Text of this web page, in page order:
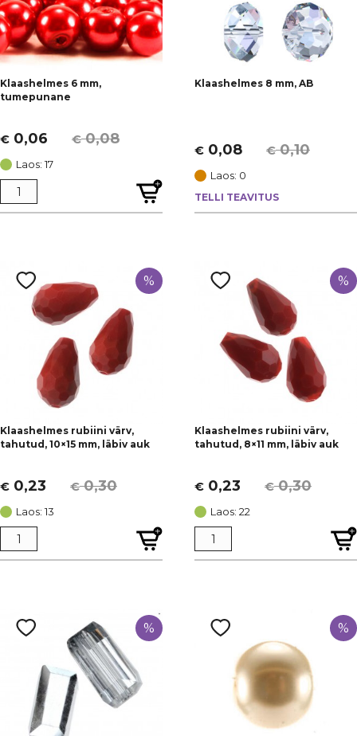
Klaashelmes 6 mm,
tumepunane
€0,08
Algne
hind
oli:
€ 0,08.
€ 0,06
Current
price
is:
€ 0,06.
Laos: 17
Klaashelmes 8 mm, AB
€0,10
Algne
hind
oli:
€ 0,10.
€ 0,08
Current
price
is:
€ 0,08.
Laos: 0
TELLI TEAVITUS
%
Klaashelmes rubiini värv,
tahutud, 10×15 mm, läbiv auk
€0,30
Algne
hind
oli:
€ 0,30.
€ 0,23
Current
price
is:
€ 0,23.
Laos: 13
%
Klaashelmes rubiini värv,
tahutud, 8×11 mm, läbiv auk
€0,30
Algne
hind
oli:
€ 0,30.
€ 0,23
Current
price
is:
€ 0,23.
Laos: 22
% %